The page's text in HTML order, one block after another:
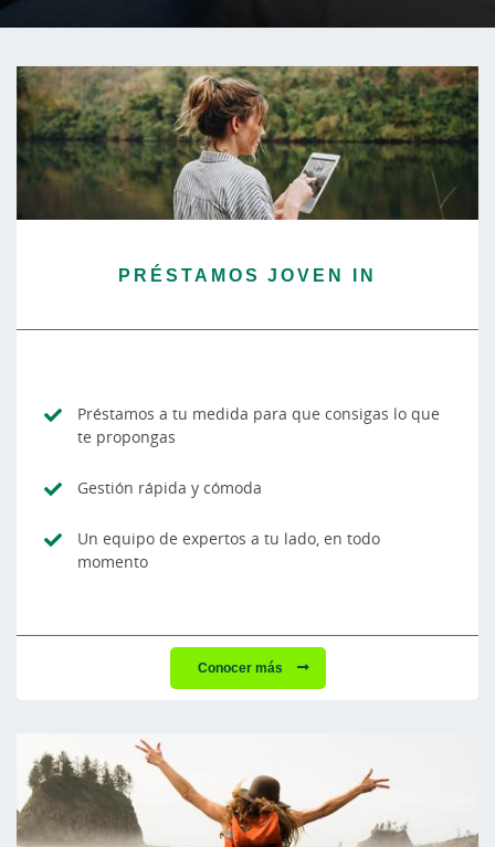
PRÉSTAMOS JOVEN IN
Préstamos a tu medida para que consigas lo que
te propongas
Gestión rápida y cómoda
Un equipo de expertos a tu lado, en todo
momento
Conocer más